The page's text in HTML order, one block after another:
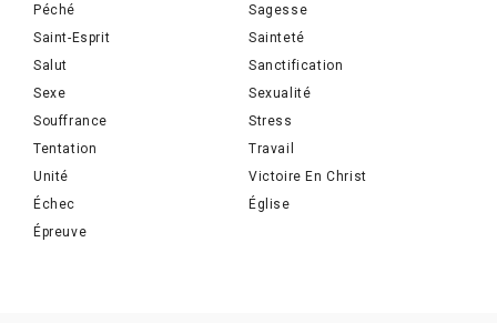
Péché
Sagesse
Saint-Esprit
Sainteté
Salut
Sanctification
Sexe
Sexualité
Souffrance
Stress
Tentation
Travail
Unité
Victoire En Christ
Échec
Église
Épreuve